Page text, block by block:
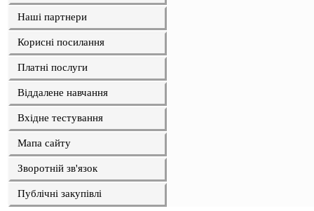
Наші партнери
Корисні посилання
Платні послуги
Віддалене навчання
Вхідне тестування
Мапа сайту
Зворотній зв'язок
Публічні закупівлі